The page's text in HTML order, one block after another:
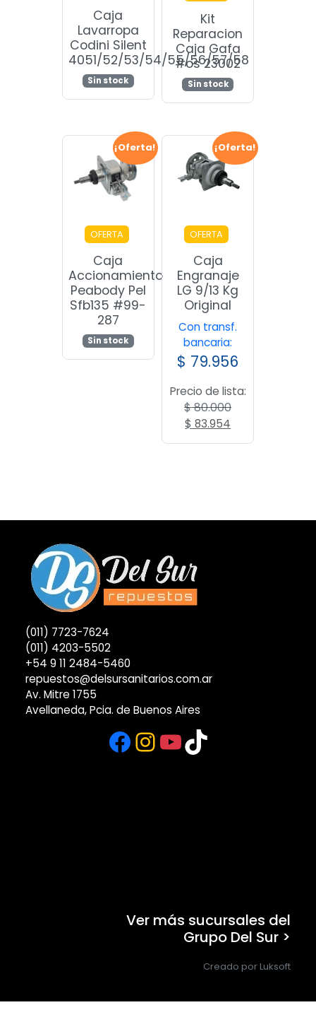
Caja
Lavarropa
Codini Silent
4051/52/53/54/55/56/57/58
Sin stock
Kit
Reparacion
Caja Gafa
#os 23002
Sin stock
¡Oferta!
OFERTA
Caja
Accionamiento
Peabody Pel
Sfb135 #99-
287
Sin stock
¡Oferta!
OFERTA
Caja
Engranaje
LG 9/13 Kg
Original
Con transf.
bancaria:
$ 79.956
Precio de lista:
$80.000
El
$ 83.954
precio
(011) 7723-7624
(011) 4203-5502
+54 9 11 2484-5460
repuestos@delsursanitarios.com.ar
Av. Mitre 1755
Avellaneda, Pcia. de Buenos Aires
Facebook
Instagram
YouTube
TikTok
Ver más sucursales del
Grupo Del Sur >
Creado por Luksoft